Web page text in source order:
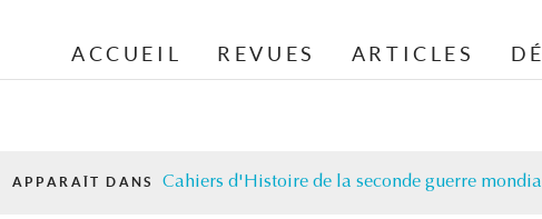
ACCUEIL REVUES ARTICLES
APPARAÎT DANS Cahiers d'Histoire de la seconde guerre